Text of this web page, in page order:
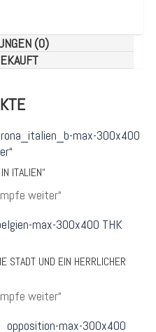
(0)
ITALIEN“
STADT UND EIN HERRLICHER